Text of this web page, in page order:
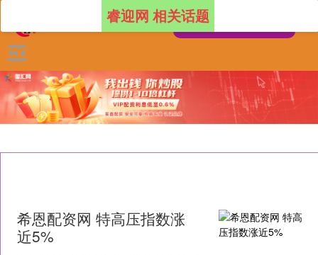
睿迎网 相关话题
希恩配资网 特高压指数涨
近5%